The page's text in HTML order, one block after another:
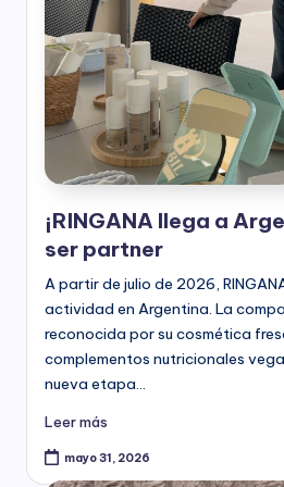
e
s
-
a
r
t
n
e
r
R
n
¡RINGANA llega a
ser partner
A partir de julio de 2026,
actividad en Argentina. La
reconocida por su cosmética
complementos nutricionales
nueva etapa…
Leer más
mayo 31, 2026